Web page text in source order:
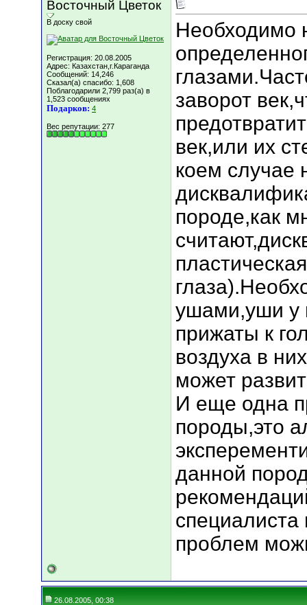
Восточный Цветок
В доску свой
Регистрация: 20.08.2005
Адрес: Казахстан,г.Караганда
Сообщений: 14,246
Сказал(а) спасибо: 1,608
Поблагодарили 2,799 раз(а) в
1,523 сообщениях
Подарков: 4
Вес репутации: 277
Необходимо
заворот
век,или их
коем случае
породе,как
ушами,уши у
прижаты к
воздуха в
может
И еще одна
породы,это
данной
специалиста
проблем
26.08.2005, 00:38